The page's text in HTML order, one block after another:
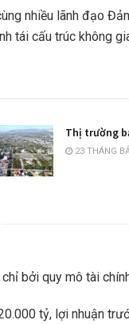
nhiều lãnh đạo
cấu trúc không
Thị trường
23 THÁNG
bởi quy mô tài
tỷ, lợi nhuận